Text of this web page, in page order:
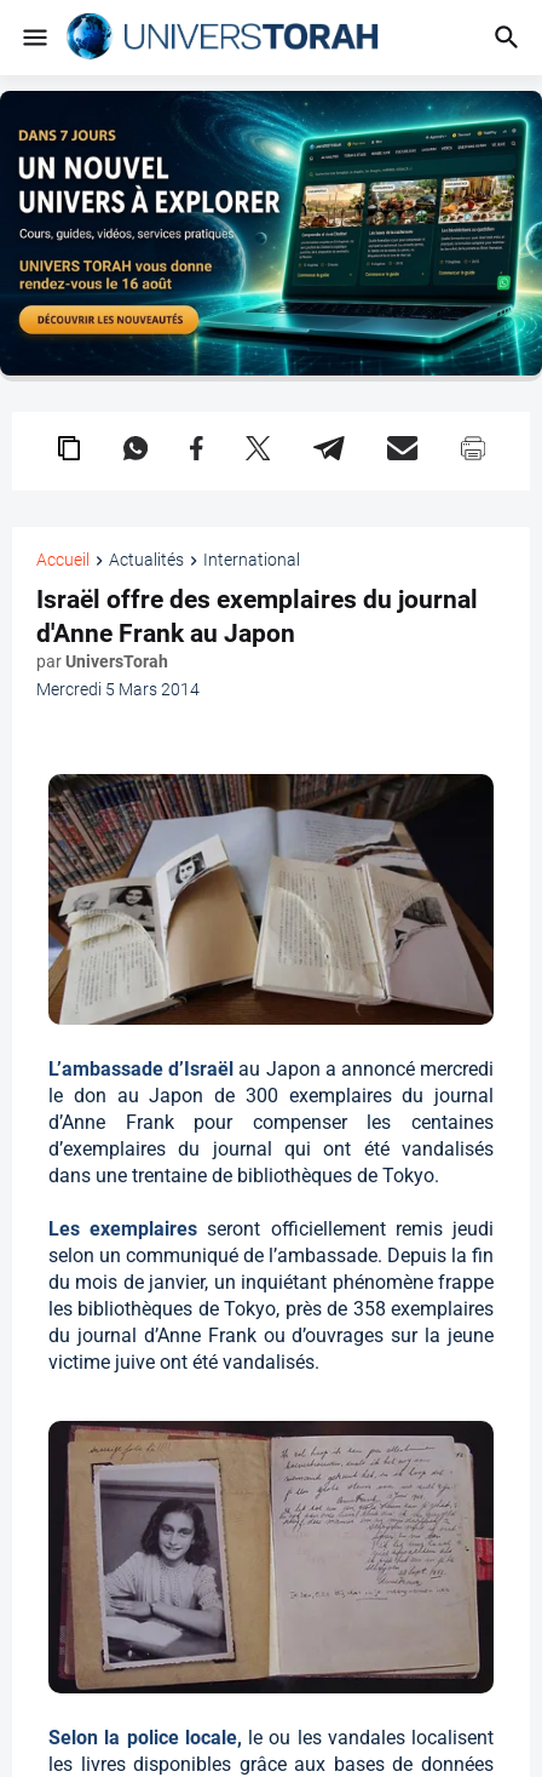
Accueil Actualités International
Israël offre des exemplaires du journal
d'Anne Frank au Japon
parUniversTorah
Mercredi 5 Mars 2014
L’ambassade d’Israëlau Japon a annoncé mercredi
le don au Japon de 300 exemplaires du journal
d’Anne Frank pour compenser les centaines
d’exemplaires du journal qui ont été vandalisés
dans une trentaine de bibliothèques de Tokyo.
Les exemplairesseront officiellement remis jeudi
selon un communiqué de l’ambassade. Depuis la fin
du mois de janvier, un inquiétant phénomène frappe
les bibliothèques de Tokyo, près de 358 exemplaires
du journal d’Anne Frank ou d’ouvrages sur la jeune
victime juive ont été vandalisés.
Selon la police locale, le ou les vandales localisent
les livres disponibles grâce aux bases de données